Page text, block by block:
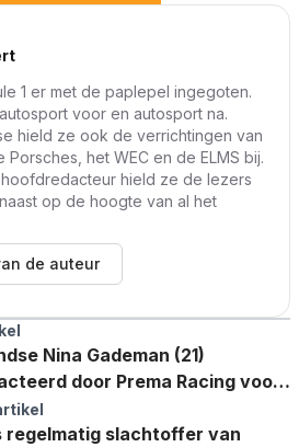
1 er met de paplepel ingegoten.
voor en autosport na.
hield ze ook de verrichtingen van
het WEC en de ELMS bij.
hield ze de lezers
op de hoogte van al het
de auteur
Nina Gademan (21)
door Prema Racing voor
seizoen
regelmatig slachtoffer van